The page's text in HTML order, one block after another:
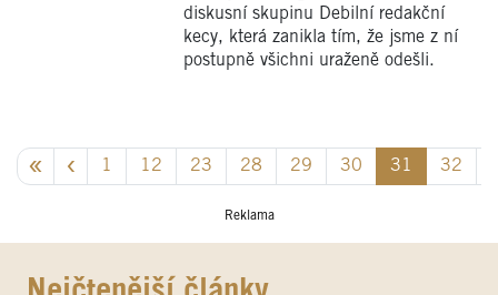
diskusní skupinu Debilní redakční
kecy, která zanikla tím, že jsme z ní
postupně všichni uraženě odešli.
1 12 23 28 29 30 31 32
Reklama